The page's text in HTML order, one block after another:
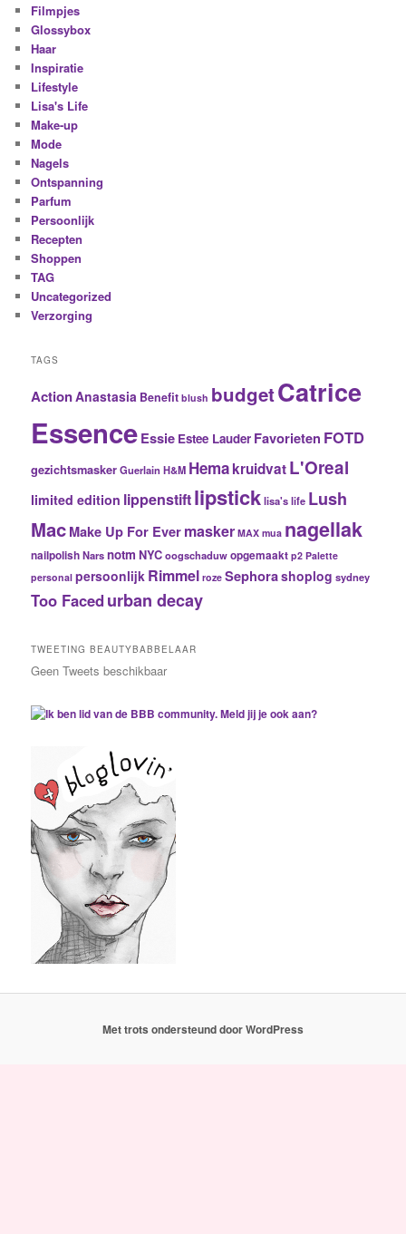
Filmpjes
Glossybox
Haar
Inspiratie
Lifestyle
Lisa's Life
Make-up
Mode
Nagels
Ontspanning
Parfum
Persoonlijk
Recepten
Shoppen
TAG
Uncategorized
Verzorging
TAGS
ActionAnastasia Benefit blush budgetCatrice
EssenceEssie Estee Lauder Favorieten FOTD
gezichtsmaskerGuerlain H&M HemakruidvatL'Oreal
limited edition lippenstiftlipsticklisa's life Lush
MacMake Up For Evermasker MAX mua nagellak
nailpolishNarsnotm NYCoogschaduwopgemaakt p2 Palette
personal persoonlijk Rimmel roze Sephorashoplog sydney
Too Faced urban decay
TWEETING BEAUTYBABBELAAR
Geen Tweets beschikbaar
Met trots ondersteund door WordPress